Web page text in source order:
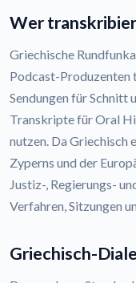
Wer
Griechische
Podcast-Produzenten
Sendungen für Schnitt
Transkripte für Oral
nutzen. Da Griechisch
Zyperns und der
Justiz-, Regierungs-
Verfahren, Sitzungen
Griechisch-